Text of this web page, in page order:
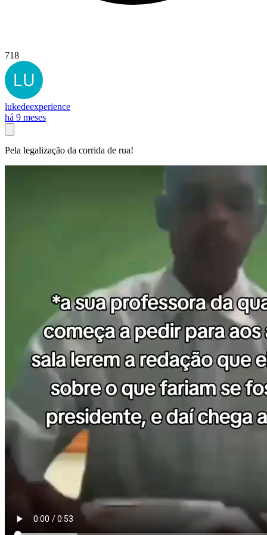
718
lukedeexperience
há 9 meses
Pela legalização da corrida de rua!